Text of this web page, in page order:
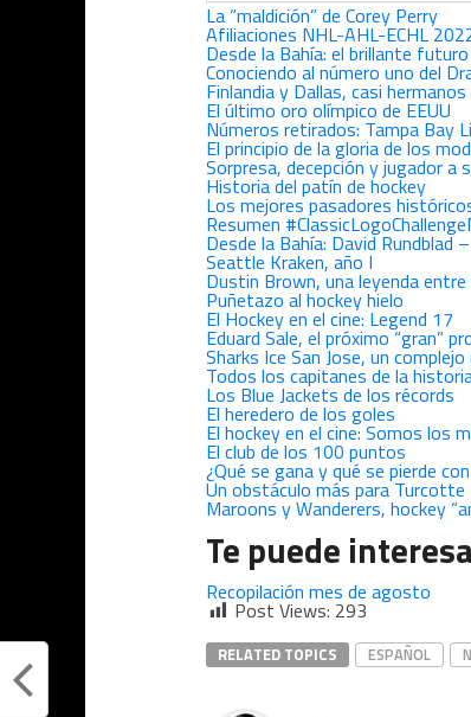
La “maldición” de Corey Perry
Afiliaciones NHL-AHL-ECHL
Desde la Bahía: el brillante
Conociendo al número uno del
Finlandia y Dallas, casi hermanos
El último oro olímpico de EEUU
Números retirados: Tampa Bay
El principio de la gloria de los
Sorpresa, decepción y jugador
Historia del patín de hockey
Los mejores pasadores
Resumen
Desde la Bahía: David
Seattle Kraken, año I
Dustin Brown, una leyenda entre
Puñetazo al hockey hielo
El Hockey en el cine: Legend 17
Eduard Sale, el próximo “gran”
Sharks Ice San Jose, un
Todos los capitanes de la
Los Blue Jackets de los récords
El heredero de los goles
El hockey en el cine: Somos los
El club de los 100 puntos
¿Qué se gana y qué se pierde
Un obstáculo más para Turcotte
Maroons y Wanderers, hockey
Te puede
Recopilación mes de agosto
Post Views: 293
RELATED TOPICS ESPAÑOL